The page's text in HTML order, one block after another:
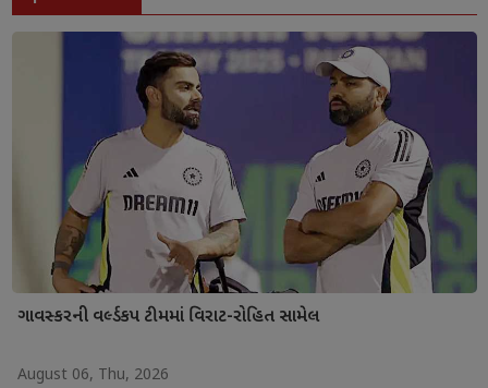
ગાવસ્કરની વર્લ્ડકપ ટીમમાં વિરાટ-રોહિત સામેલ
August 06, Thu, 2026